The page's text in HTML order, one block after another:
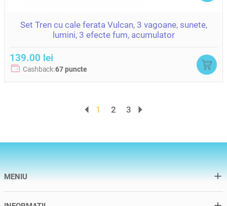
Set Tren cu cale ferata Vulcan, 3 vagoane, sunete,
lumini, 3 efecte fum, acumulator
139.00 lei
Cashback:67 puncte
1 2 3
MENIU